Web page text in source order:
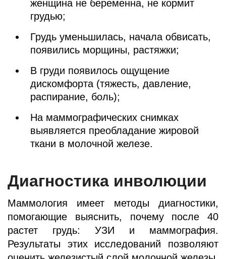
женщина не беременна, не кормит
грудью;
Грудь уменьшилась, начала обвисать,
появились морщины, растяжки;
В груди появилось ощущение
дискомфорта (тяжесть, давление,
распирание, боль);
На маммографических снимках
выявляется преобладание жировой
ткани в молочной железе.
Диагностика инволюции
Маммология имеет методы диагностики,
помогающие выяснить, почему после 40
растет грудь: УЗИ и маммография.
Результаты этих исследований позволяют